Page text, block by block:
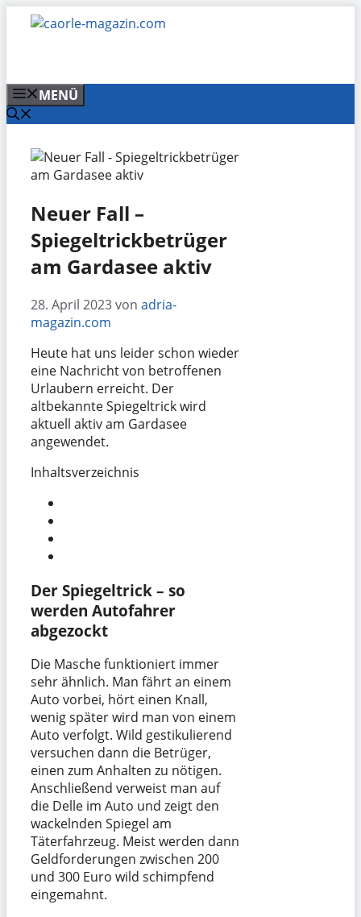
Zum
Inhalt
MENÜ
Neuer Fall –
Spiegeltrickbetrüger
am Gardasee aktiv
28. April 2023von adria-
magazin.com
Heute hat uns leider schon wieder
eine Nachricht von betroffenen
Urlaubern erreicht. Der
altbekannte Spiegeltrick wird
aktuell aktiv am Gardasee
angewendet.
Inhaltsverzeichnis
Der Spiegeltrick – so
werden Autofahrer
abgezockt
Die Masche funktioniert immer
sehr ähnlich. Man fährt an einem
Auto vorbei, hört einen Knall,
wenig später wird man von einem
Auto verfolgt. Wild gestikulierend
versuchen dann die Betrüger,
einen zum Anhalten zu nötigen.
Anschließend verweist man auf
die Delle im Auto und zeigt den
wackelnden Spiegel am
Täterfahrzeug. Meist werden dann
Geldforderungen zwischen 200
und 300 Euro wild schimpfend
eingemahnt.